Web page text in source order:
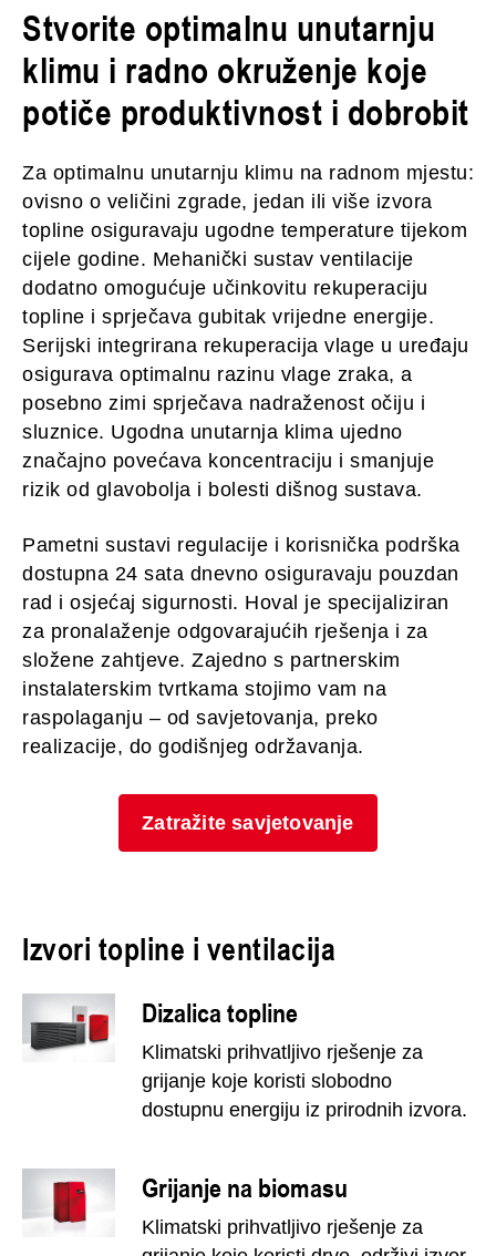
Stvorite optimalnu unutarnju
klimu i radno okruženje koje
potiče produktivnost i dobrobit
Za optimalnu unutarnju klimu na radnom mjestu:
ovisno o veličini zgrade, jedan ili više izvora
topline osiguravaju ugodne temperature tijekom
cijele godine. Mehanički sustav ventilacije
dodatno omogućuje učinkovitu rekuperaciju
topline i sprječava gubitak vrijedne energije.
Serijski integrirana rekuperacija vlage u uređaju
osigurava optimalnu razinu vlage zraka, a
posebno zimi sprječava nadraženost očiju i
sluznice. Ugodna unutarnja klima ujedno
značajno povećava koncentraciju i smanjuje
rizik od glavobolja i bolesti dišnog sustava.
Pametni sustavi regulacije i korisnička podrška
dostupna 24 sata dnevno osiguravaju pouzdan
rad i osjećaj sigurnosti. Hoval je specijaliziran
za pronalaženje odgovarajućih rješenja i za
složene zahtjeve. Zajedno s partnerskim
instalaterskim tvrtkama stojimo vam na
raspolaganju – od savjetovanja, preko
realizacije, do godišnjeg održavanja.
Zatražite savjetovanje
Izvori topline i ventilacija
Dizalica topline
Klimatski prihvatljivo rješenje za
grijanje koje koristi slobodno
dostupnu energiju iz prirodnih izvora.
Grijanje na biomasu
Klimatski prihvatljivo rješenje za